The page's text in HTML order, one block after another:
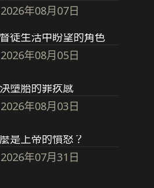
2026年08月07日
徒生活中盼望的角色
2026年08月05日
墮胎的罪疚感
2026年08月03日
是上帝的憤怒？
2026年07月31日